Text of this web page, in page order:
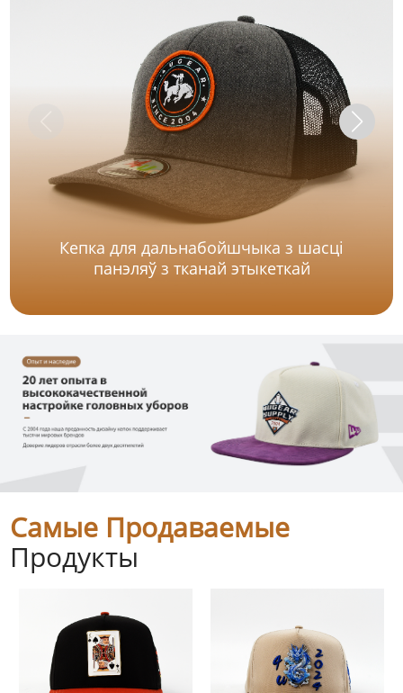
Кепка для дальнабойшчыка з шасці
панэляў з тканай этыкеткай
Самые Продаваемые
Продукты